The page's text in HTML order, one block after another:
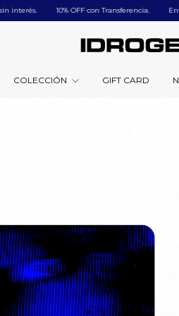
ㅤㅤ10% OFF con Transferencia. Envíos
COLECCIÓN GIFT CARD